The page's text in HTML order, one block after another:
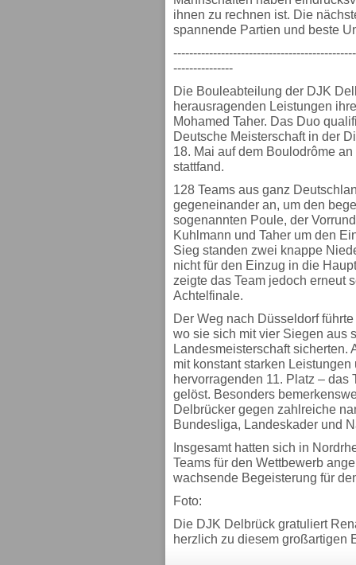
ihnen zu rechnen ist. Die
spannende Partien und beste
---------------
Die Bouleabteilung der DJK
herausragenden Leistungen
Mohamed Taher. Das Duo
Deutsche Meisterschaft in der
18. Mai auf dem Boulodrôme
stattfand.
128 Teams aus ganz
gegeneinander an, um den
sogenannten Poule, der
Kuhlmann und Taher um den
Sieg standen zwei knappe
nicht für den Einzug in die
zeigte das Team jedoch erneut
Achtelfinale.
Der Weg nach Düsseldorf
wo sie sich mit vier Siegen aus
Landesmeisterschaft sicherten.
mit konstant starken
hervorragenden 11. Platz – das
gelöst. Besonders
Delbrücker gegen zahlreiche
Bundesliga, Landeskader und
Insgesamt hatten sich in
Teams für den Wettbewerb
wachsende Begeisterung für
Foto:
Die DJK Delbrück gratuliert
herzlich zu diesem großartigen